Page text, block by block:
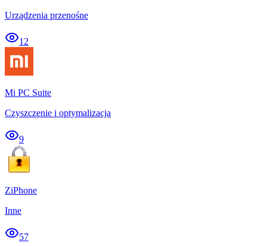
Urządzenia przenośne
12
Mi PC Suite
Czyszczenie i optymalizacja
9
ZiPhone
Inne
57